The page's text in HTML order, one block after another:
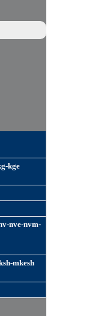
kge
nve-nvm-
mkesh